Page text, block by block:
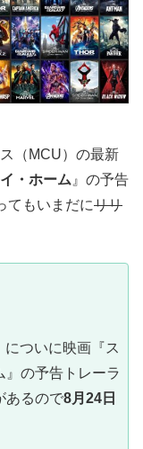
（MCU）の最新
・ホーム 』の予告
てもいまだにリリ
についに映画『ス
』の予告トレーラ
あるので8月24日